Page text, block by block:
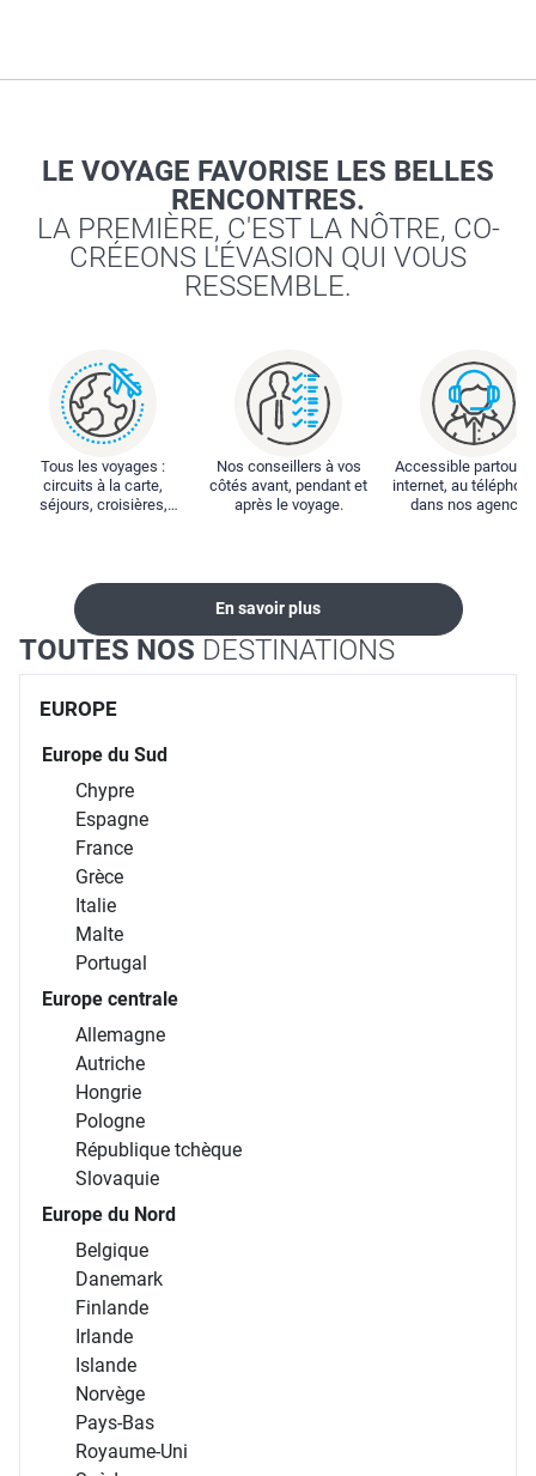
LE VOYAGE FAVORISE LES BELLES
RENCONTRES.
LA PREMIÈRE, C'EST LA NÔTRE, CO-
CRÉEONS L'ÉVASION QUI VOUS
RESSEMBLE.
Tous les voyages :
circuits à la carte,
séjours, croisières,
Nos conseillers à vos
côtés avant, pendant et
après le voyage.
Accessible partout :
internet, au
dans nos
En savoir plus
TOUTES NOS DESTINATIONS
EUROPE
Europe du Sud
Chypre
Espagne
France
Grèce
Italie
Malte
Portugal
Europe centrale
Allemagne
Autriche
Hongrie
Pologne
République tchèque
Slovaquie
Europe du Nord
Belgique
Danemark
Finlande
Irlande
Islande
Norvège
Pays-Bas
Royaume-Uni